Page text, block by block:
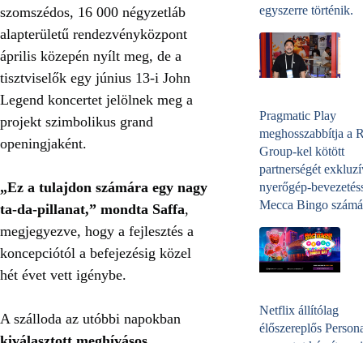
szomszédos, 16 000 négyzetláb
alapterületű rendezvényközpont
április közepén nyílt meg, de a
tisztviselők egy június 13-i John
Legend koncertet jelölnek meg a
projekt szimbolikus grand
openingjaként.
„Ez a tulajdon számára egy nagy
ta-da-pillanat,” mondta Saffa,
megjegyezve, hogy a fejlesztés a
koncepciótól a befejezésig közel
hét évet vett igénybe.
A szálloda az utóbbi napokban
egyszerre történik.
Pragmatic Play
meghosszabbítja a
Group-kel kötött
partnerségét
nyerőgép-
Mecca Bingo
Netflix állítólag
élőszereplős